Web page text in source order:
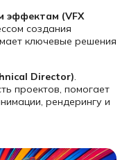
эффектам (VFX
создания
ключевые решения
Director).
проектов, помогает
рендерингу и